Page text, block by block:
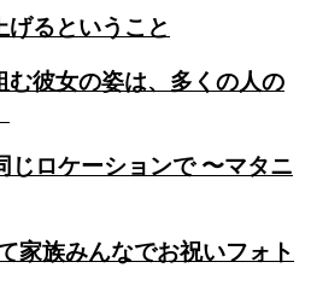
るということ
む彼女の姿は、多くの人の
じロケーションで 〜マタニ
家族みんなでお祝いフォト